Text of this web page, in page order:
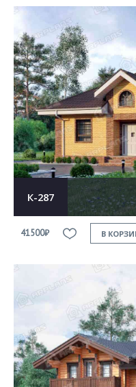
К-287
41500₽ В
Прикрепить файл
Согласен на
This site is protected by reCAPTCHA